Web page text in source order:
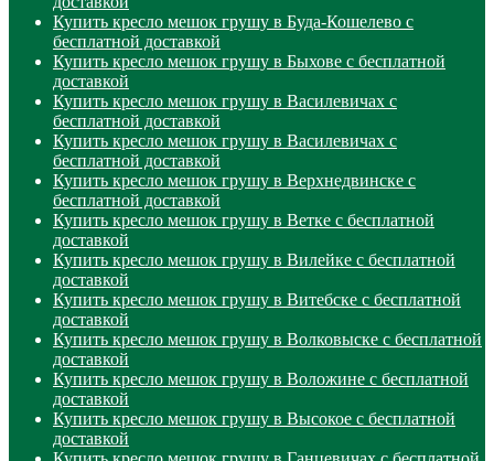
Купить кресло мешок грушу в Буда-Кошелево с
бесплатной доставкой
Купить кресло мешок грушу в Быхове с бесплатной
доставкой
Купить кресло мешок грушу в Василевичах с
бесплатной доставкой
Купить кресло мешок грушу в Василевичах с
бесплатной доставкой
Купить кресло мешок грушу в Верхнедвинске с
бесплатной доставкой
Купить кресло мешок грушу в Ветке с бесплатной
доставкой
Купить кресло мешок грушу в Вилейке с бесплатной
доставкой
Купить кресло мешок грушу в Витебске с бесплатной
доставкой
Купить кресло мешок грушу в Волковыске с бесплатной
доставкой
Купить кресло мешок грушу в Воложине с бесплатной
доставкой
Купить кресло мешок грушу в Высокое с бесплатной
доставкой